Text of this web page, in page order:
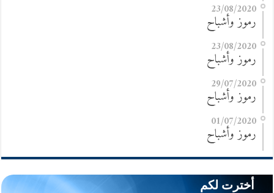
23/08/2020
رموز وأشباح
23/08/2020
رموز وأشباح
29/07/2020
رموز وأشباح
01/07/2020
رموز وأشباح
أخترت لكم